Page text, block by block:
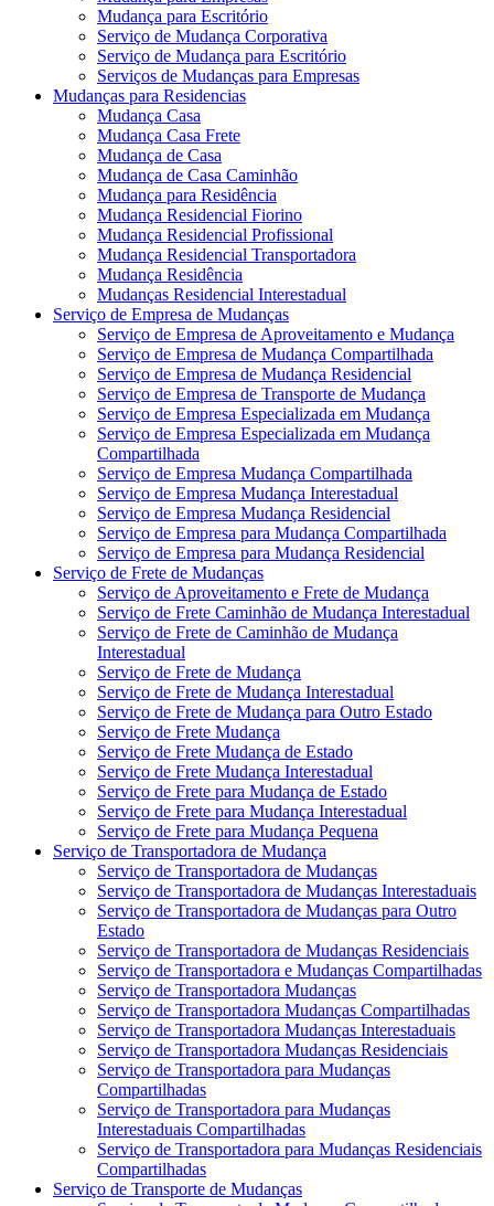
Mudança para Escritório
Serviço de Mudança Corporativa
Serviço de Mudança para Escritório
Serviços de Mudanças para Empresas
Mudanças para Residencias
Mudança Casa
Mudança Casa Frete
Mudança de Casa
Mudança de Casa Caminhão
Mudança para Residência
Mudança Residencial Fiorino
Mudança Residencial Profissional
Mudança Residencial Transportadora
Mudança Residência
Mudanças Residencial Interestadual
Serviço de Empresa de Mudanças
Serviço de Empresa de Aproveitamento e Mudança
Serviço de Empresa de Mudança Compartilhada
Serviço de Empresa de Mudança Residencial
Serviço de Empresa de Transporte de Mudança
Serviço de Empresa Especializada em Mudança
Serviço de Empresa Especializada em Mudança
Compartilhada
Serviço de Empresa Mudança Compartilhada
Serviço de Empresa Mudança Interestadual
Serviço de Empresa Mudança Residencial
Serviço de Empresa para Mudança Compartilhada
Serviço de Empresa para Mudança Residencial
Serviço de Frete de Mudanças
Serviço de Aproveitamento e Frete de Mudança
Serviço de Frete Caminhão de Mudança Interestadual
Serviço de Frete de Caminhão de Mudança
Interestadual
Serviço de Frete de Mudança
Serviço de Frete de Mudança Interestadual
Serviço de Frete de Mudança para Outro Estado
Serviço de Frete Mudança
Serviço de Frete Mudança de Estado
Serviço de Frete Mudança Interestadual
Serviço de Frete para Mudança de Estado
Serviço de Frete para Mudança Interestadual
Serviço de Frete para Mudança Pequena
Serviço de Transportadora de Mudança
Serviço de Transportadora de Mudanças
Serviço de Transportadora de Mudanças Interestaduais
Serviço de Transportadora de Mudanças para Outro
Estado
Serviço de Transportadora de Mudanças Residenciais
Serviço de Transportadora e Mudanças Compartilhadas
Serviço de Transportadora Mudanças
Serviço de Transportadora Mudanças Compartilhadas
Serviço de Transportadora Mudanças Interestaduais
Serviço de Transportadora Mudanças Residenciais
Serviço de Transportadora para Mudanças
Compartilhadas
Serviço de Transportadora para Mudanças
Interestaduais Compartilhadas
Serviço de Transportadora para Mudanças Residenciais
Compartilhadas
Serviço de Transporte de Mudanças